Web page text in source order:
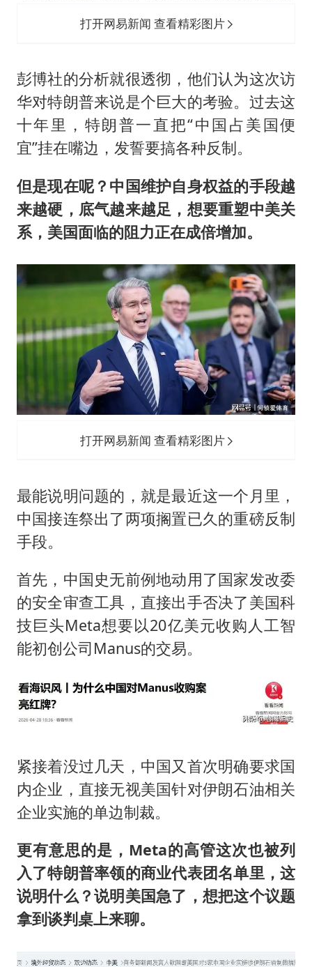
打开网易新闻 查看精彩图片
彭博社的分析就很透彻，他们认为这次访
华对特朗普来说是个巨大的考验。过去这
十年里，特朗普一直把“中国占美国便
宜”挂在嘴边，发誓要搞各种反制。
但是现在呢？中国维护自身权益的手段越
来越硬，底气越来越足，想要重塑中美关
系，美国面临的阻力正在成倍增加。
打开网易新闻 查看精彩图片
最能说明问题的，就是最近这一个月里，
中国接连祭出了两项搁置已久的重磅反制
手段。
首先，中国史无前例地动用了国家发改委
的安全审查工具，直接出手否决了美国科
技巨头Meta想要以20亿美元收购人工智
能初创公司Manus的交易。
紧接着没过几天，中国又首次明确要求国
内企业，直接无视美国针对伊朗石油相关
企业实施的单边制裁。
更有意思的是，Meta的高管这次也被列
入了特朗普率领的商业代表团名单里，这
说明什么？说明美国急了，想把这个议题
拿到谈判桌上来聊。